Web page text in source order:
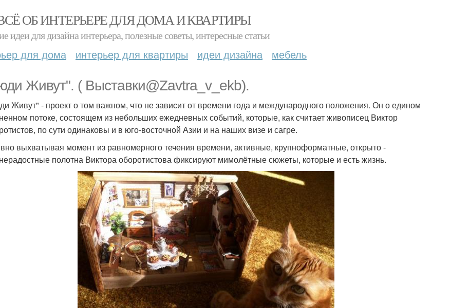
ОБ ИНТЕРЬЕРЕ ДЛЯ ДОМА И КВАРТИРЫ
идеи для дизайна интерьера, полезные советы, интересные статьи
для дома интерьер для квартиры идеи дизайна мебель
Живут". ( Выставки@Zavtra_v_ekb).
Живут" - проект о том важном, что не зависит от времени года и международного положения. Он о едином
потоке, состоящем из небольших ежедневных событий, которые, как считает живописец Виктор
по сути одинаковы и в юго-восточной Азии и на наших визе и сагре.
выхватывая момент из равномерного течения времени, активные, крупноформатные, открыто -
полотна Виктора оборотистова фиксируют мимолётные сюжеты, которые и есть жизнь.